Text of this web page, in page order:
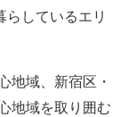
らしているエリ
地域、新宿区・
地域を取り囲む